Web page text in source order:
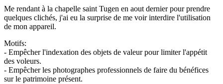
Me rendant à la chapelle saint Tugen en aout dernier pour prendre
quelques clichés, j'ai eu la surprise de me voir interdire l'utilisation
de mon appareil.
Motifs:
- Empêcher l'indexation des objets de valeur pour limiter l'appétit
des voleurs.
- Empêcher les photographes professionnels de faire du bénéfices
sur le patrimoine présent.